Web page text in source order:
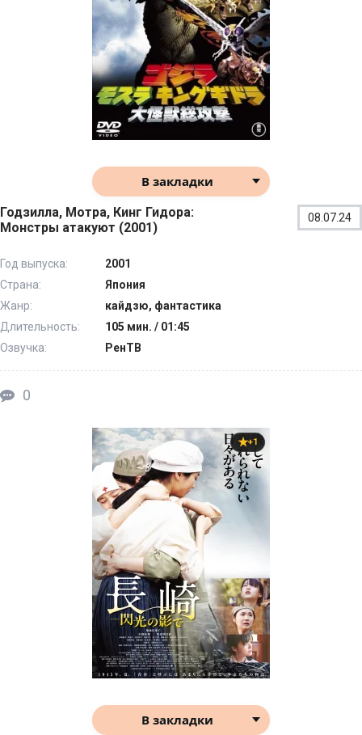
В закладки
Годзилла, Мотра, Кинг Гидора:
Монстры атакуют (2001)
08.07.24
Год выпуска:
2001
Страна:
Япония
Жанр:
кайдзю, фантастика
Длительность:
105 мин. / 01:45
Озвучка:
РенТВ
0
+1
В закладки